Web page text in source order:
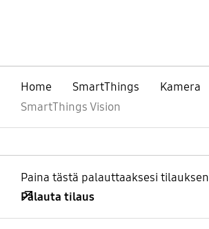
Home SmartThings
Kamera
SmartThings Vision
Paina tästä palauttaaksesi tilauksen
Palauta tilaus